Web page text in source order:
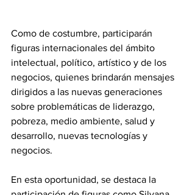
Como de costumbre, participarán
figuras internacionales del ámbito
intelectual, político, artístico y de los
negocios, quienes brindarán mensajes
dirigidos a las nuevas generaciones
sobre problemáticas de liderazgo,
pobreza, medio ambiente, salud y
desarrollo, nuevas tecnologías y
negocios.
En esta oportunidad, se destaca la